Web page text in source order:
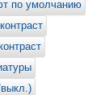
по умолчанию